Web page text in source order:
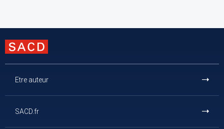
Etre auteur
SACD.fr